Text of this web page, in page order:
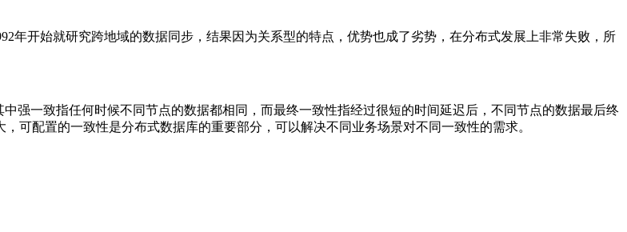
年开始就研究跨地域的数据同步，结果因为关系型的特点，优势也成了劣势，在分布式发展上非常失败，所
强一致指任何时候不同节点的数据都相同，而最终一致性指经过很短的时间延迟后，不同节点的数据最后终
可配置的一致性是分布式数据库的重要部分，可以解决不同业务场景对不同一致性的需求。